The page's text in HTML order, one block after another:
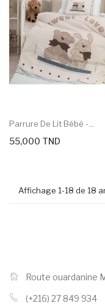
Parrure De Lit Bébé -...
55,000 TND
Affichage 1-18 de 18
Route ouardanine
(+216) 27 849 934